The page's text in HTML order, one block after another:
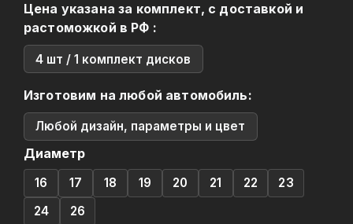
Цена указана за комплект, с доставкой и
растоможкой в РФ :
4 шт / 1 комплект дисков
Изготовим на любой автомобиль:
Любой дизайн, параметры и цвет
Диаметр
16 17 18 19 20 21 22
23
24
26